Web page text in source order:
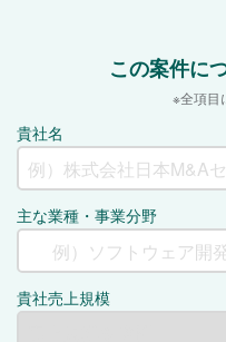
この案件に
※全項目
貴社名
主な業種・事業分野
貴社売上規模